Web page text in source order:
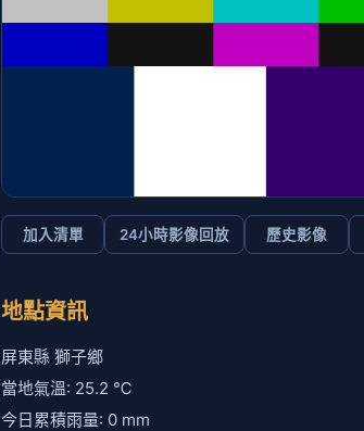
加入清單 24小時影像回放 歷史影像
地點資訊
屏東縣 獅子鄉
當地氣溫: 25.2 ℃
今日累積雨量: 0 mm